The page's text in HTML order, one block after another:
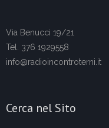
Via Benucci 19/21
Tel. 376 1929558
info@radioincontroterni.it
Cerca nel Sito